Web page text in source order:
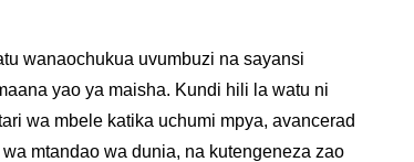
wanaochukua uvumbuzi na sayansi
yao ya maisha. Kundi hili la watu ni
wa mbele katika uchumi mpya, avancerad
mtandao wa dunia, na kutengeneza zao